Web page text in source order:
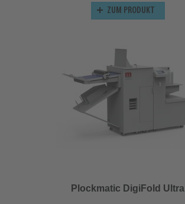
ZUM PRODUKT
Plockmatic DigiFold Ultra